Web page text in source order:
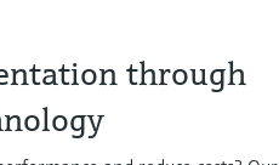
through